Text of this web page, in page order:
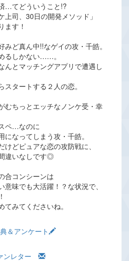
…てどういうこと!?
司、30日の開発メソッド」
ます！
ど真ん中!!なゲイの攻・千皓。
るしかない……。
んとマッチングアプリで遭遇し
タートする２人の恋。
むちっとエッチなノンケ受・幸
ペ…なのに
なってしまう攻・千皓。
けどピュアな恋の攻防戦に、
違いなしです◎
合コンシーンは
味でも大活躍！？な状況で、
みてくださいね。
＆アンケート
ンレター